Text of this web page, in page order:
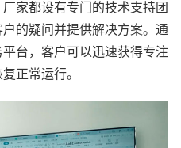
家都设有专门的技术支持团
的疑问并提供解决方案。通
台，客户可以迅速获得专注
正常运行。